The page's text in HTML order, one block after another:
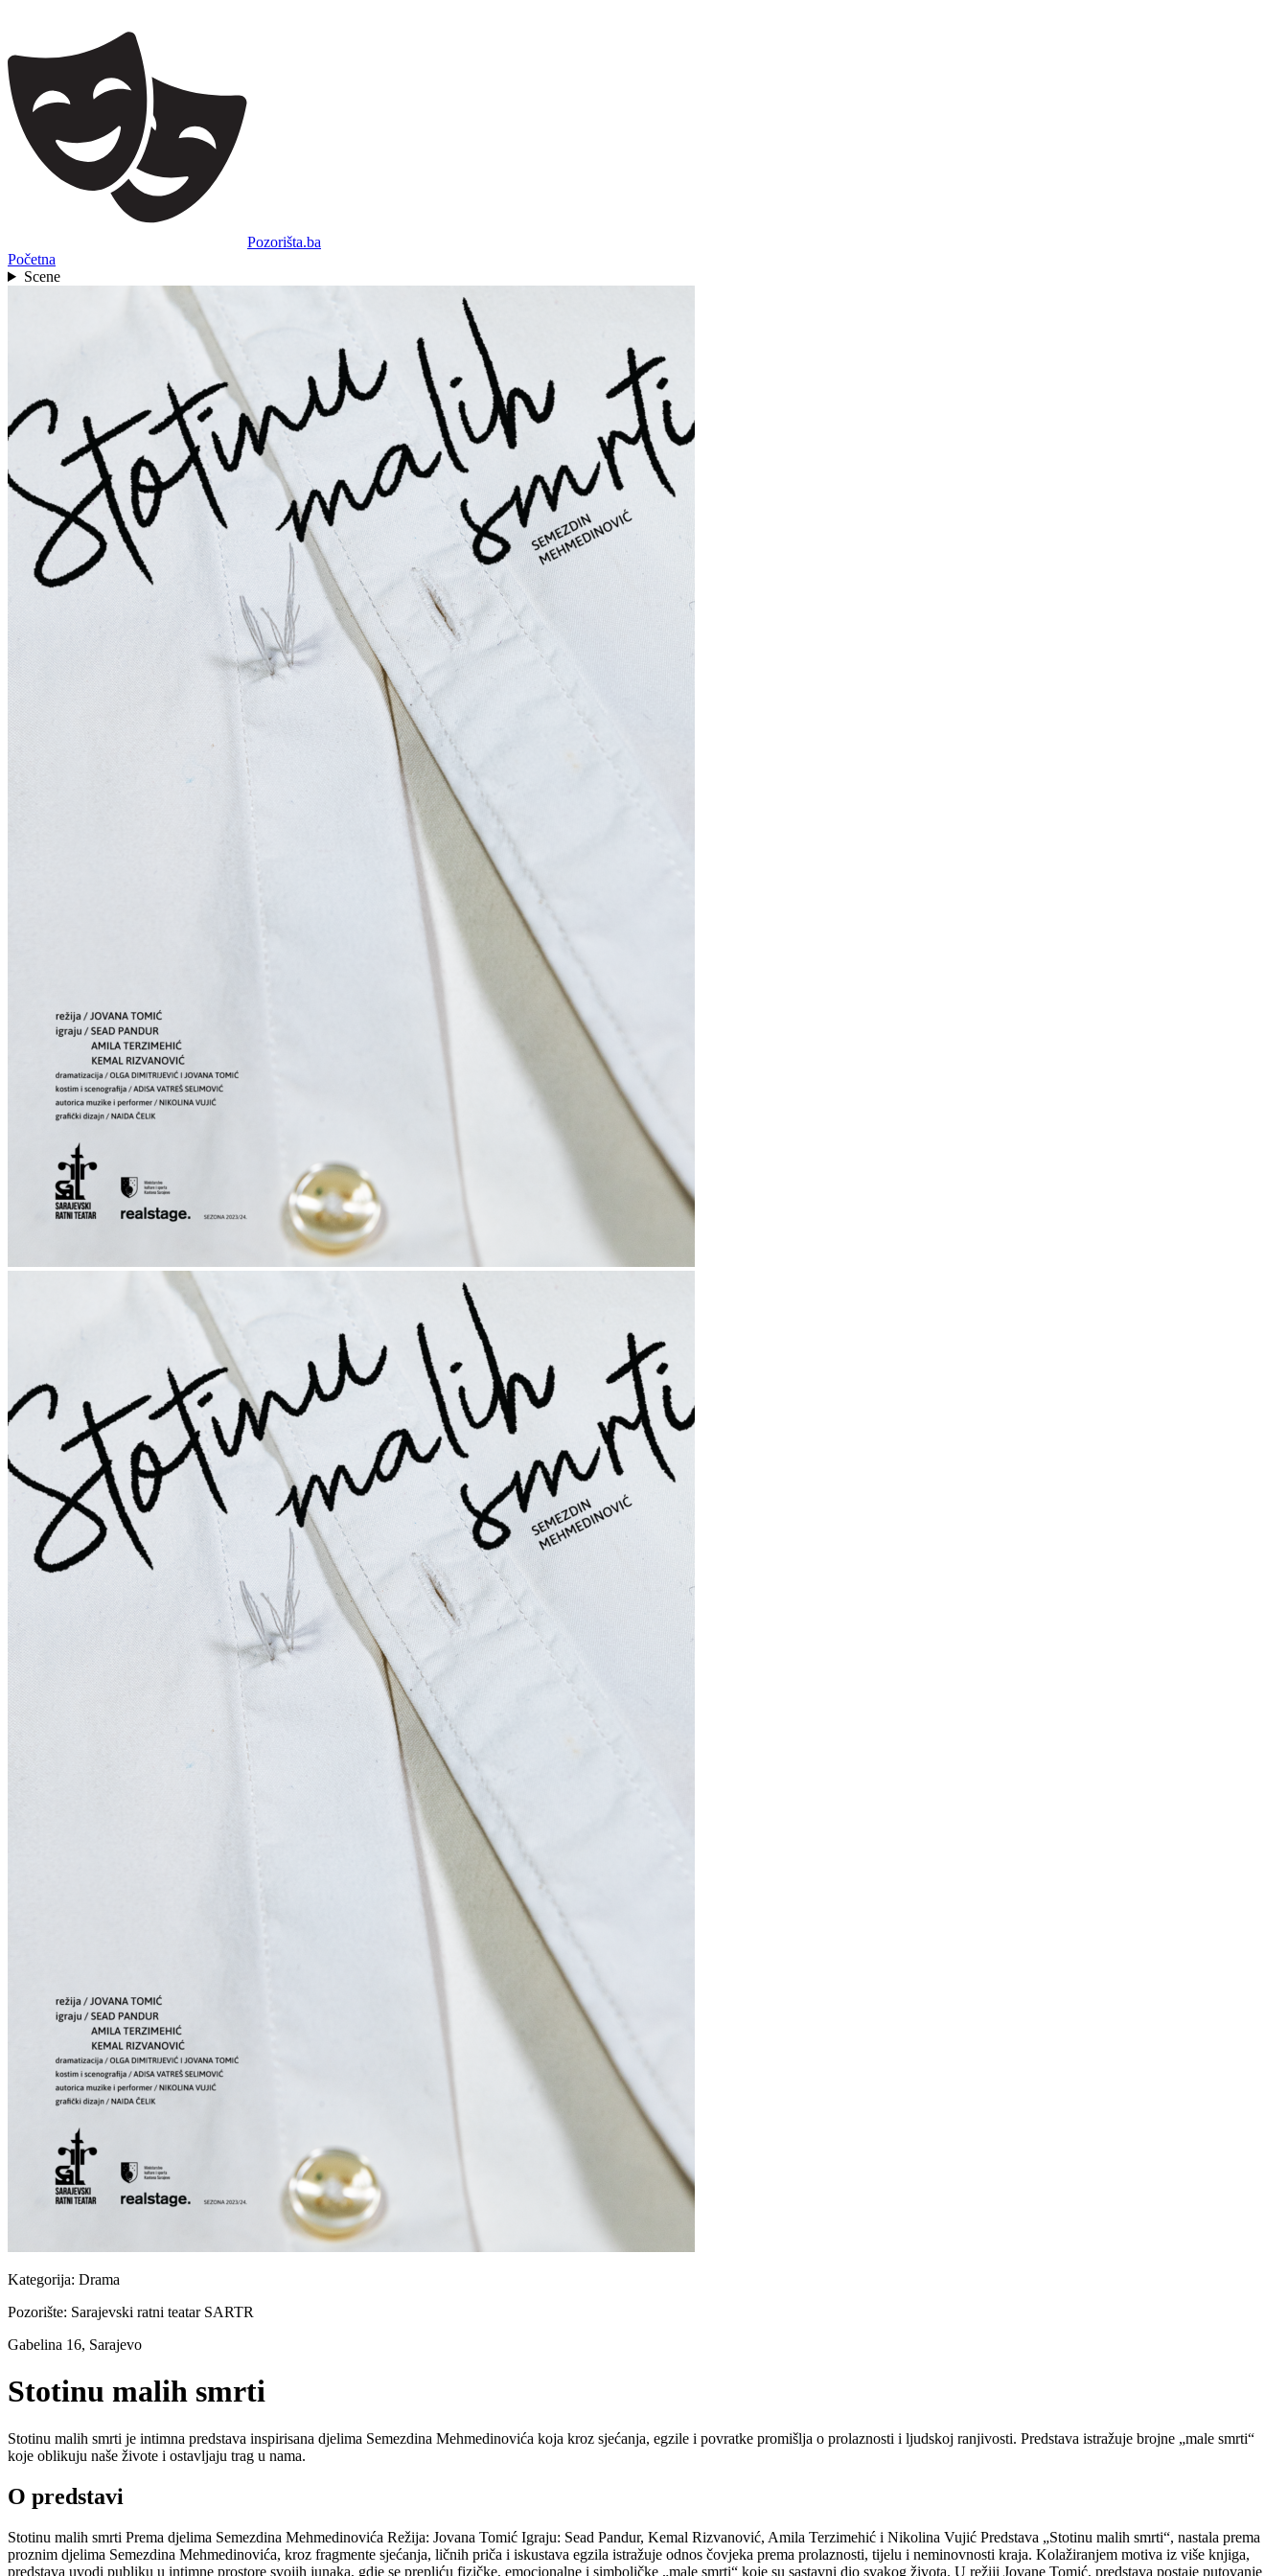
Pozorišta.ba
Početna
Scene
Kategorija: Drama
Pozorište: Sarajevski ratni teatar SARTR
Gabelina 16, Sarajevo
Stotinu malih smrti
Stotinu malih smrti je intimna predstava inspirisana djelima Semezdina Mehmedinovića koja kroz sjećanja, egzile i povratke promišlja o prolaznosti i ljudskoj ranjivosti. Predstava istražuje brojne „male smrti“
koje oblikuju naše živote i ostavljaju trag u nama.
O predstavi
Stotinu malih smrti Prema djelima Semezdina Mehmedinovića Režija: Jovana Tomić Igraju: Sead Pandur, Kemal Rizvanović, Amila Terzimehić i Nikolina Vujić Predstava „Stotinu malih smrti“, nastala prema
proznim djelima Semezdina Mehmedinovića, kroz fragmente sjećanja, ličnih priča i iskustava egzila istražuje odnos čovjeka prema prolaznosti, tijelu i neminovnosti kraja. Kolažiranjem motiva iz više knjiga,
predstava uvodi publiku u intimne prostore svojih junaka, gdje se prepliću fizičke, emocionalne i simboličke „male smrti“ koje su sastavni dio svakog života. U režiji Jovane Tomić, predstava postaje putovanje